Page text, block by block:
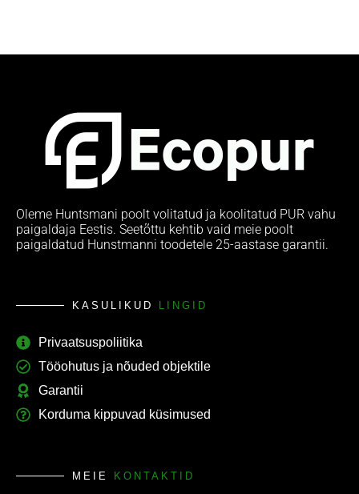
Oleme Huntsmani poolt volitatud ja koolitatud PUR vahu
paigaldaja Eestis. Seetõttu kehtib vaid meie poolt
paigaldatud Hunstmanni toodetele 25-aastase garantii.
KASULIKUD LINGID
Privaatsuspoliitika
Tööohutus ja nõuded objektile
Garantii
Korduma kippuvad küsimused
MEIE KONTAKTID